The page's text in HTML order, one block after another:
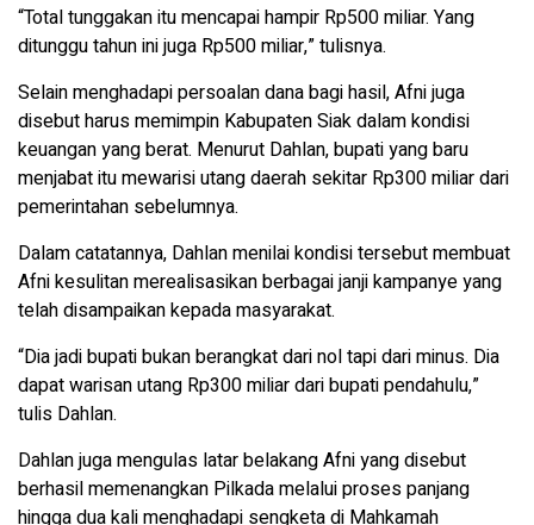
“Total tunggakan itu mencapai hampir Rp500 miliar. Yang
ditunggu tahun ini juga Rp500 miliar,” tulisnya.
Selain menghadapi persoalan dana bagi hasil, Afni juga
disebut harus memimpin Kabupaten Siak dalam kondisi
keuangan yang berat. Menurut Dahlan, bupati yang baru
menjabat itu mewarisi utang daerah sekitar Rp300 miliar dari
pemerintahan sebelumnya.
Dalam catatannya, Dahlan menilai kondisi tersebut membuat
Afni kesulitan merealisasikan berbagai janji kampanye yang
telah disampaikan kepada masyarakat.
“Dia jadi bupati bukan berangkat dari nol tapi dari minus. Dia
dapat warisan utang Rp300 miliar dari bupati pendahulu,”
tulis Dahlan.
Dahlan juga mengulas latar belakang Afni yang disebut
berhasil memenangkan Pilkada melalui proses panjang
hingga dua kali menghadapi sengketa di Mahkamah